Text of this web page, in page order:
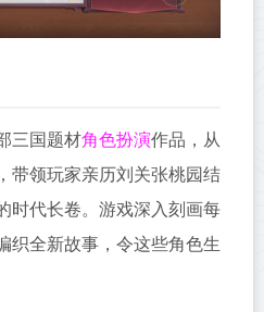
三国题材角色扮演作品，从
带领玩家亲历刘关张桃园结
时代长卷。游戏深入刻画每
织全新故事，令这些角色生